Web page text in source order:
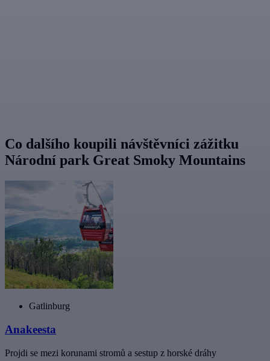
Co dalšího koupili návštěvníci zážitku
Národní park Great Smoky Mountains
Gatlinburg
Anakeesta
Projdi se mezi korunami stromů a sestup z horské dráhy